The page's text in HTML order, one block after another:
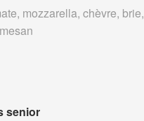
mozzarella, chèvre, brie,
senior